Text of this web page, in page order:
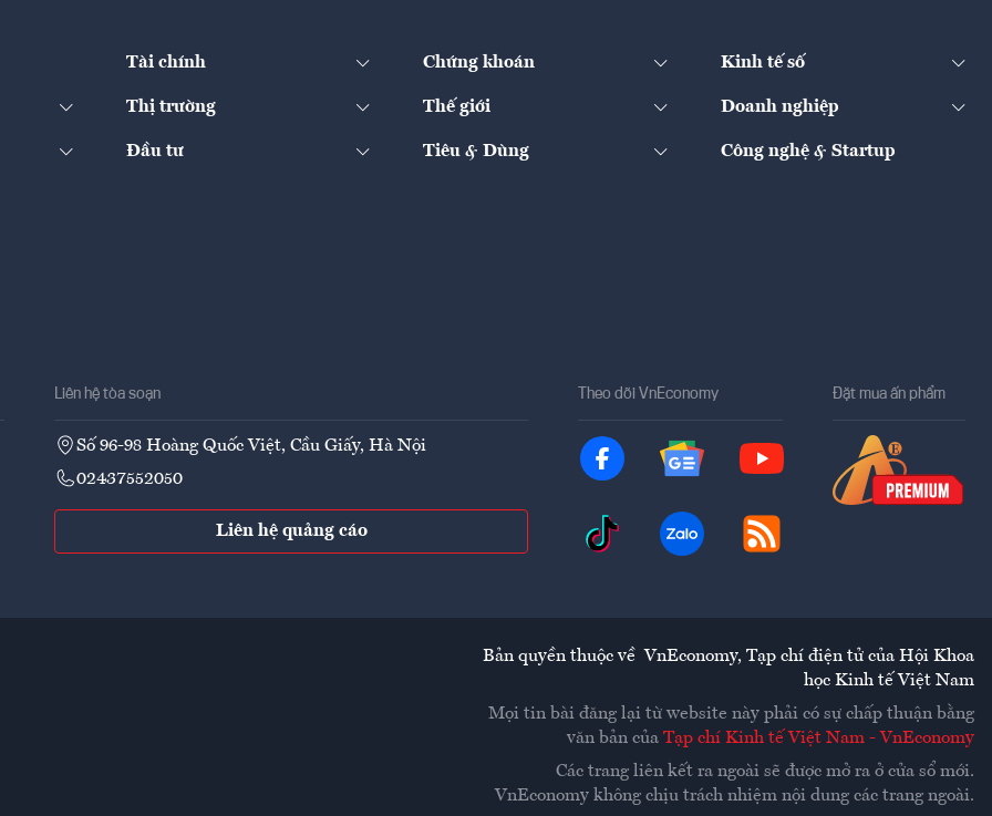
Tài chính Chứng khoán Kinh tế số
Thị trường Thế giới Doanh nghiệp
Đầu tư Tiêu & Dùng Công nghệ & Startup
Liên hệ tòa soạn
Số 96-98 Hoàng Quốc Việt, Cầu Giấy, Hà Nội
02437552050
Liên hệ quảng cáo
Theo dõi VnEconomy Đặt mua ấn phẩm
Bản quyền thuộc về VnEconomy, Tạp chí điện tử của Hội Khoa
học Kinh tế Việt Nam
Mọi tin bài đăng lại từ website này phải có sự chấp thuận bằng
văn bản của Tạp chí Kinh tế Việt Nam - VnEconomy
Các trang liên kết ra ngoài sẽ được mở ra ở cửa sổ mới.
VnEconomy không chịu trách nhiệm nội dung các trang ngoài.